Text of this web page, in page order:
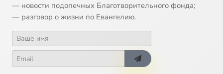
— новости подопечных Благотворительного фонда;
— разговор о жизни по Евангелию.